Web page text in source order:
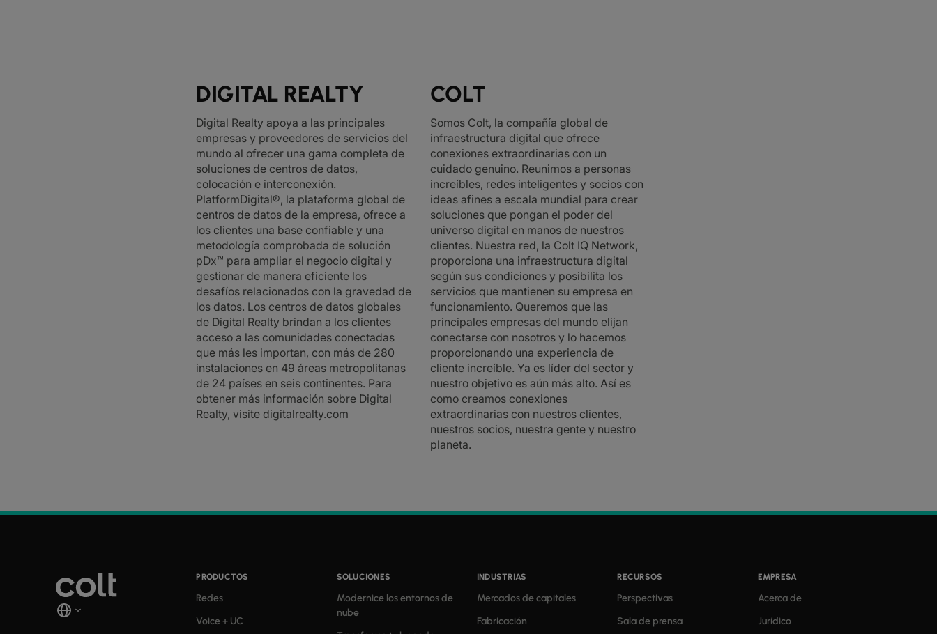
DIGITAL REALTY
Digital Realty apoya a las principales
empresas y proveedores de servicios del
mundo al ofrecer una gama completa de
soluciones de centros de datos,
colocación e interconexión.
PlatformDigital®, la plataforma global de
centros de datos de la empresa, ofrece a
los clientes una base confiable y una
metodología comprobada de solución
pDx™ para ampliar el negocio digital y
gestionar de manera eficiente los
desafíos relacionados con la gravedad de
los datos. Los centros de datos globales
de Digital Realty brindan a los clientes
acceso a las comunidades conectadas
que más les importan, con más de 280
instalaciones en 49 áreas metropolitanas
de 24 países en seis continentes. Para
obtener más información sobre Digital
Realty, visite digitalrealty.com
COLT
Somos Colt, la compañía global de
infraestructura digital que ofrece
conexiones extraordinarias con un
cuidado genuino. Reunimos a personas
increíbles, redes inteligentes y socios con
ideas afines a escala mundial para crear
soluciones que pongan el poder del
universo digital en manos de nuestros
clientes. Nuestra red, la Colt IQ Network,
proporciona una infraestructura digital
según sus condiciones y posibilita los
servicios que mantienen su empresa en
funcionamiento. Queremos que las
principales empresas del mundo elijan
conectarse con nosotros y lo hacemos
proporcionando una experiencia de
cliente increíble. Ya es líder del sector y
nuestro objetivo es aún más alto. Así es
como creamos conexiones
extraordinarias con nuestros clientes,
nuestros socios, nuestra gente y nuestro
planeta.
PRODUCTOS
Redes
Voice + UC
SOLUCIONES
Modernice los entornos de
nube
INDUSTRIAS
Mercados de capitales
Fabricación
RECURSOS
Perspectivas
Sala de prensa
EMPRESA
Acerca de
Jurídico